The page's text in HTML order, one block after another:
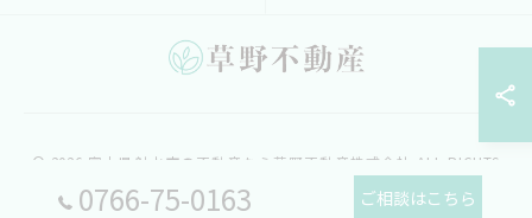
0766-75-0163 ご相談はこちら
© 2026 富山県射水市の不動産なら草野不動産株式会社 ALL RIGHTS
RESERVED.